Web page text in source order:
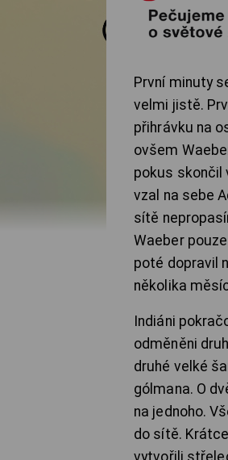
První minuty
velmi jistě.
přihrávku na
ovšem
pokus skončil
vzal na sebe
sítě
Waeber
poté dopravil
několika
Indiáni
odměněni
druhé velké
gólmana. O
na jednoho.
do sítě.
vytvořili